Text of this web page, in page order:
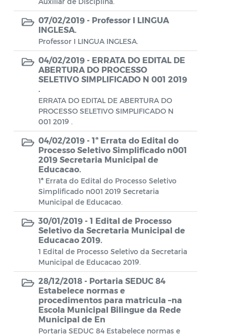
Aviso de rescisão unilateral
CADEP - Comissão de Análise de Defesa
Prévia
CONCURSO GUARDA MUNICIPAL Nº 002
Concurso Público
Conselho Municipal - CACS FUNDEB
Conselho Municipal de Assistência Social
de Araruama - COMASO
Conselho Municipal de Educação
Conselho Municipal de Habitação -
CMHA
Conselho Municipal de Saúde
Conselho Municipal de Turismo
Conselho Municipal do Desenvolvimento
Sustentável Rural e Pesqueiro de
Araruama – COMDESURP-AR
Conselho Municipal do Idoso (COMID)
Conselho Municipal do Meio Ambiente -
CONDEMA
07/02/2019 - Professor I LINGUA
INGLESA.
Professor I LINGUA INGLESA.
04/02/2019 - ERRATA DO EDITAL DE
ABERTURA DO PROCESSO
SELETIVO SIMPLIFICADO N 001 2019
ERRATA DO EDITAL DE ABERTURA DO
PROCESSO SELETIVO SIMPLIFICADO N
001 2019 .
04/02/2019 - 1ª Errata do Edital do
Processo Seletivo Simplificado n001
2019 Secretaria Municipal de
Educacao.
1ª Errata do Edital do Processo Seletivo
Simplificado n001 2019 Secretaria
Municipal de Educacao.
30/01/2019 - 1 Edital de Processo
Seletivo da Secretaria Municipal de
Educacao 2019.
1 Edital de Processo Seletivo da Secretaria
Municipal de Educacao 2019.
28/12/2018 - Portaria SEDUC 84
Estabelece normas e
procedimentos para matricula –na
Escola Municipal Bilingue da Rede
Municipal de En
Portaria SEDUC 84 Estabelece normas e